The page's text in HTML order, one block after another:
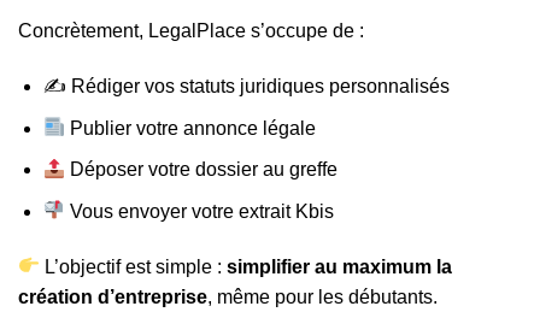
Concrètement, LegalPlace s’occupe de :
✍️ Rédiger vos statuts juridiques personnalisés
Publier votre annonce légale
Déposer votre dossier au greffe
Vous envoyer votre extrait Kbis
L’objectif est simple :simplifier au maximum la
création d’entreprise, même pour les débutants.